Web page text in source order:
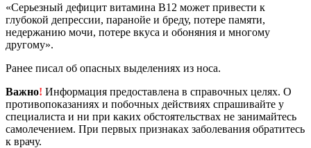
«Серьезный дефицит витамина B12 может привести к
глубокой депрессии, паранойе и бреду, потере памяти,
недержанию мочи, потере вкуса и обоняния и многому
другому».
Ранее писал об опасных выделениях из носа.
Важно! Информация предоставлена в справочных целях. О
противопоказаниях и побочных действиях спрашивайте у
специалиста и ни при каких обстоятельствах не занимайтесь
самолечением. При первых признаках заболевания обратитесь
к врачу.